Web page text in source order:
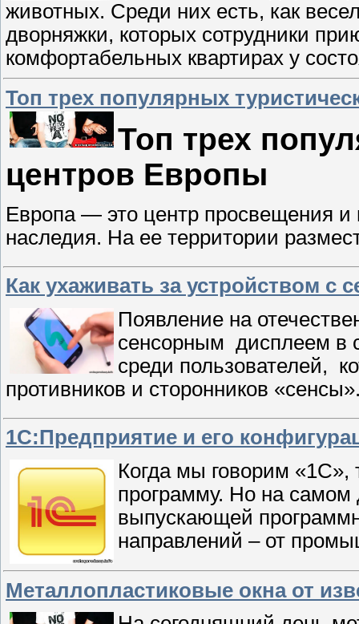
животных. Среди них есть, как
дворняжки, которых сотрудники
комфортабельных квартирах у
Топ трех популярных
Топ трех
центров Европы
Европа — это центр просвещения и
наследия. На ее территории
Как ухаживать за устройством с
Появление на
сенсорным дисплеем в
среди пользователей,
противников и сторонников
1С:Предприятие и его
Когда мы говорим
программу. Но на
выпускающей
направлений – от
Металлопластиковые окна от